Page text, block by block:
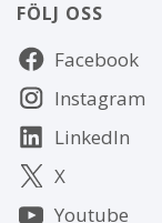
FÖLJ OSS
Följ
oss Facebook
Instagram
LinkedIn
X
Youtube